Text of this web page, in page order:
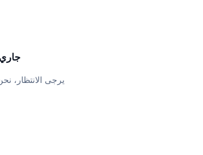
جاري
يرجى الانتظار،